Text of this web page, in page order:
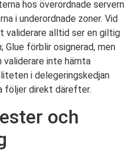
hos överordnade servern
i underordnade zoner. Vid
alltid ser en giltig
Glue förblir osignerad, men
inte hämta
i delegeringskedjan
följer direkt därefter.
och